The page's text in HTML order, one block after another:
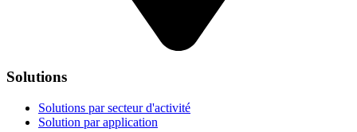
Solutions
Solutions par secteur d'activité
Solution par application